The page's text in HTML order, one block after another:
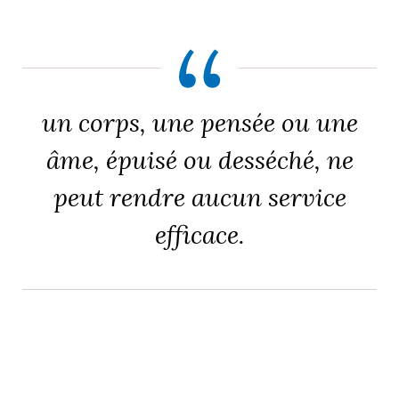
un corps, une pensée ou une
âme, épuisé ou desséché, ne
peut rendre aucun service
efficace.